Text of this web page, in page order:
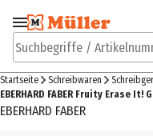
Zur Navigation
springen
Suchbegriffe /
Startseite Schreibwaren
EBERHARD FABER Fruity Erase
EBERHARD FABER